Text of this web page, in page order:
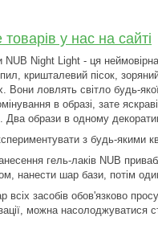
у нас на сайті
NUB Night Light - ця
кришталевий пісок,
Вони ловлять світло будь-
в образі, зате
Два образи в одному
з будь-якими
гель-лаків NUB
нанести шар бази, потім
всіх засобів обов'язково
можна насолоджуватися